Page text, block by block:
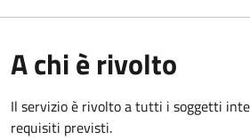
A chi è rivolto
Il servizio è rivolto a tutti i soggetti
requisiti previsti.